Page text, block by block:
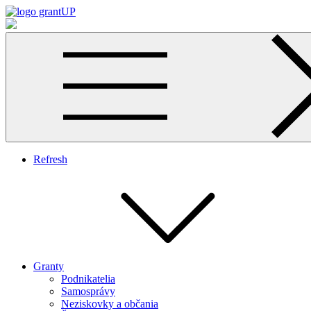
Skip
to
content
Využiť granty vo svoj prospech
Refresh
Granty
Podnikatelia
Samosprávy
Neziskovky a občania